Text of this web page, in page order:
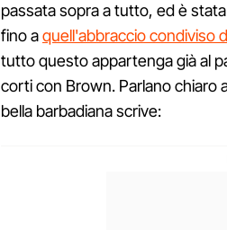
passata sopra a tutto, ed è
fino aquell'abbraccio condiviso
tutto questo appartenga già al
corti con Brown. Parlano chiaro
bella barbadiana scrive: